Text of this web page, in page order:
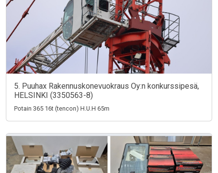
5. Puuhax Rakennuskonevuokraus Oy:n konkurssipesä,
HELSINKI (3350563-8)
Potain 365 16t (tencon) H.U.H 65m